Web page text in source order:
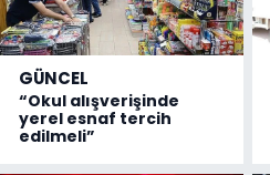
GÜNCEL
“Okul alışverişinde
yerel esnaf tercih
edilmeli”